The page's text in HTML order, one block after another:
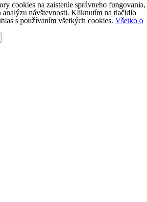
cookies na zaistenie správneho fungovania,
analýzu návštevnosti. Kliknutím na tlačidlo
s používaním všetkých cookies. Všetko o